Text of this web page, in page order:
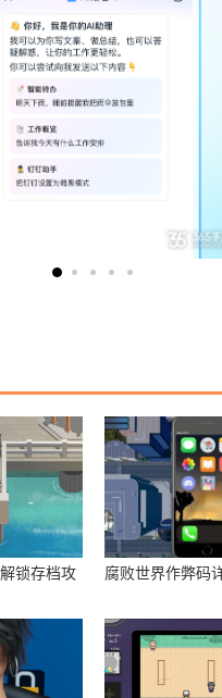
锁存档攻
腐败世界作弊码